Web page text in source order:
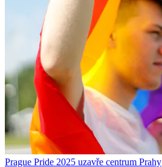
Prague Pride 2025 uzavře centrum Prahy